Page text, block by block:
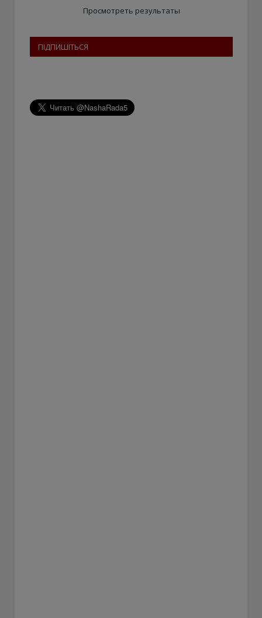
Просмотреть результаты
ПІДПИШІТЬСЯ